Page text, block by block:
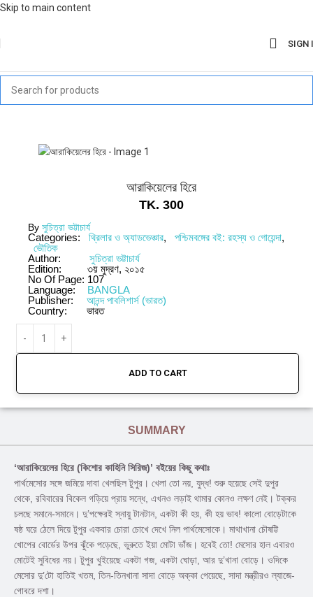
Skip to main content
SIGN
আরাকিয়েলের হিরে
TK. 300
By সুচিত্রা ভট্টাচার্য
Categories: থ্রিলার ও অ্যাডভেঞ্চার, পশ্চিমবঙ্গের বই: রহস্য ও গোয়েন্দা,
ভৌতিক
Author:
সুচিত্রা ভট্টাচার্য
Edition:
৩য় মুদ্রণ, ২০১৫
No Of Page: 107
Language:
BANGLA
Publisher:
আনন্দ পাবলিশার্স (ভারত)
Country:
ভারত
ADD TO CART
SUMMARY
‘আরাকিয়েলের হিরে (কিশোর কাহিনি সিরিজ)’ বইয়ের কিছু কথাঃ
পার্থমেসোর সঙ্গে জমিয়ে দাবা খেলছিল টুপুর। খেলা তো নয়, যুদ্ধ! শুরু হয়েছে সেই দুপুর
থেকে, রবিবারের বিকেল গড়িয়ে প্রায় সন্ধে, এখনও লড়াই থামার কোনও লক্ষণ নেই। টক্কর
চলছে সমানে-সমানে। দু’পক্ষেরই স্নায়ু টানটান, একটা কী হয়, কী হয় ভাব! কালো বোড়েটাকে
ষষ্ঠ ঘরে ঠেলে দিয়ে টুপুর একবার চোরা চোখে দেখে নিল পার্থমেসোকে। মাথাখানা চৌষট্টি
খোপের বোর্ডের উপর ঝুঁকে পড়েছে, ভুরুতে ইয়া মোটা ভাঁজ। হবেই তো! মেসোর হাল এবারও
মোটেই সুবিধের নয়। টুপুর খুইয়েছে একটা গজ, একটা ঘোড়া, আর দু’খানা বোড়ে। ওদিকে
মেসোর দু’টো হাতিই খতম, তিন-তিনখানা সাদা বোড়ে অক্কা পেয়েছে, সাদা মন্ত্রীরও ল্যাজে-
গোবরে দশা।